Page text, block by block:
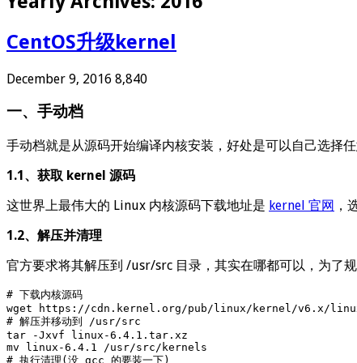
CentOS升级kernel
December 9, 2016 8,840
一、手动档
手动档就是从源码开始编译内核安装，好处是可以自己选择
1.1、获取 kernel 源码
这世界上最伟大的 Linux 内核源码下载地址是 kernel 官网 ，
1.2、解压并清理
官方要求将其解压到 /usr/src 目录，其实在哪都可以，为了
# 下载内核源码
wget https://cdn.kernel.org/pub/linux/kernel/v6.x/
# 解压并移动到 /usr/src
tar -Jxvf linux-6.4.1.tar.xz
mv linux-6.4.1 /usr/src/kernels
# 执行清理(没 gcc 的要装一下)